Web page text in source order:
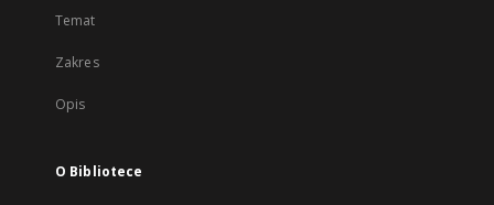
Temat
Zakres
Opis
O Bibliotece